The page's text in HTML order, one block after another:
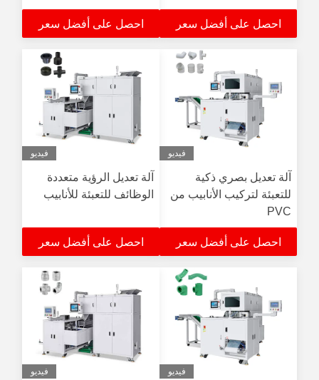
احصل على أفضل سعر احصل على أفضل سعر
فيديو
آلة تعديل بصري ذكية
للتعبئة لتركيب الأنابيب من
PVC
احصل على أفضل سعر
فيديو
آلة تعديل الرؤية متعددة
الوظائف للتعبئة للأنابيب
احصل على أفضل سعر
فيديو فيديو